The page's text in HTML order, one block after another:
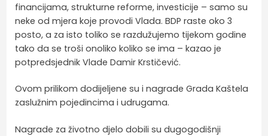
financijama, strukturne reforme, investicije – samo su
neke od mjera koje provodi Vlada. BDP raste oko 3
posto, a za isto toliko se razdužujemo tijekom godine
tako da se troši onoliko koliko se ima – kazao je
potpredsjednik Vlade Damir Krstičević.
Ovom prilikom dodijeljene su i nagrade Grada Kaštela
zaslužnim pojedincima i udrugama.
Nagrade za životno djelo dobili su dugogodišnji